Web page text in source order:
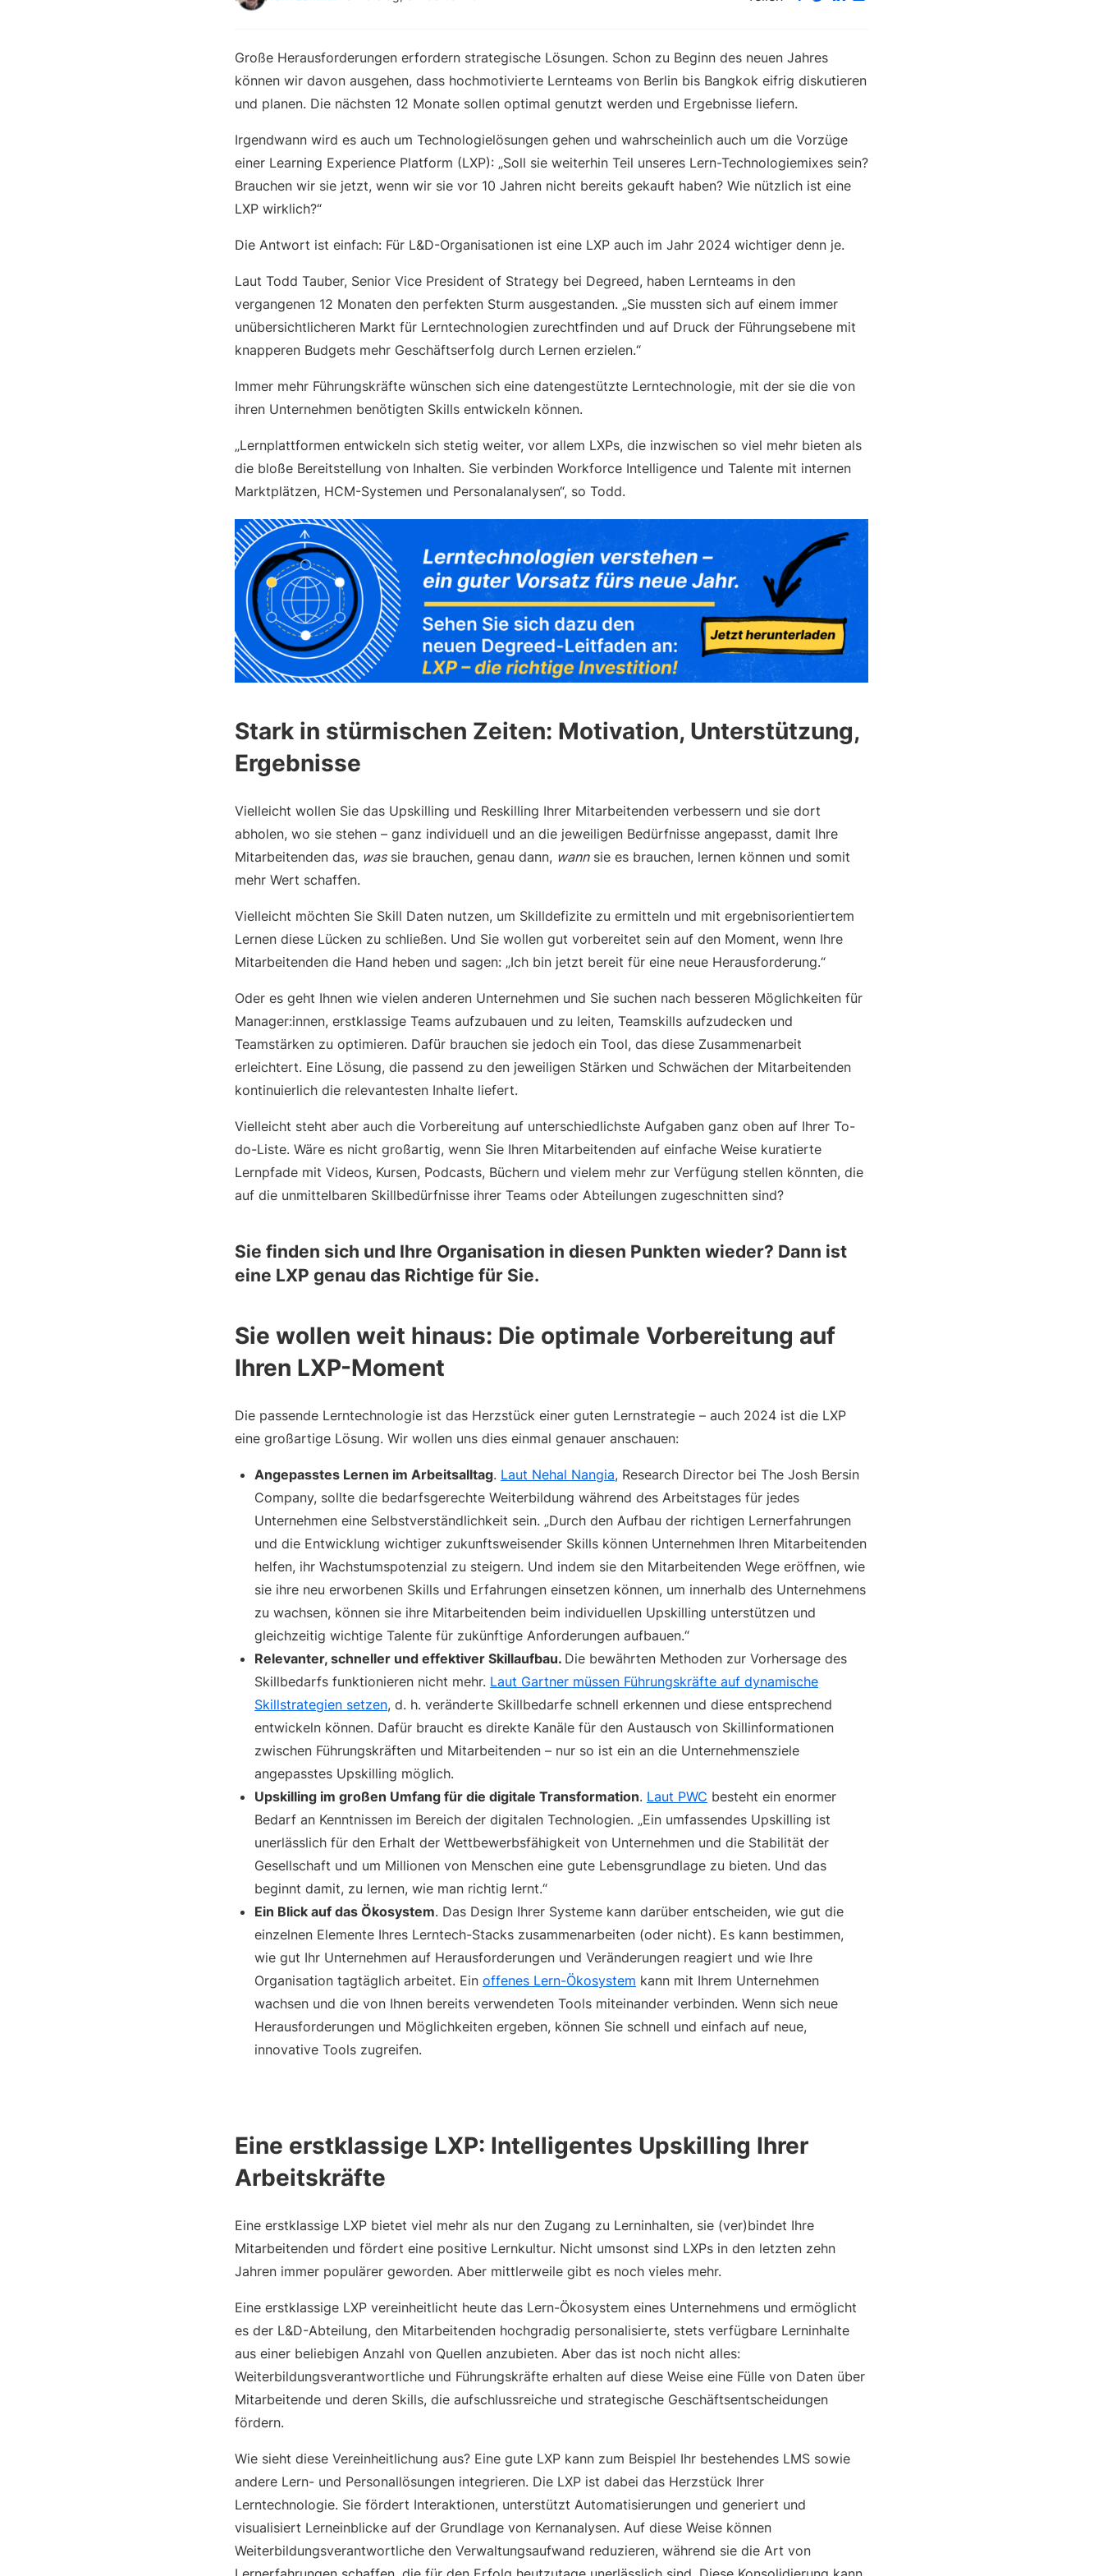
Große Herausforderungen erfordern strategische Lösungen. Schon zu Beginn des neuen Jahres
können wir davon ausgehen, dass hochmotivierte Lernteams von Berlin bis Bangkok eifrig diskutieren
und planen. Die nächsten 12 Monate sollen optimal genutzt werden und Ergebnisse liefern.
Irgendwann wird es auch um Technologielösungen gehen und wahrscheinlich auch um die Vorzüge
einer Learning Experience Platform (LXP): „Soll sie weiterhin Teil unseres Lern-Technologiemixes sein?
Brauchen wir sie jetzt, wenn wir sie vor 10 Jahren nicht bereits gekauft haben? Wie nützlich ist eine
LXP wirklich?“
Die Antwort ist einfach: Für L&D-Organisationen ist eine LXP auch im Jahr 2024 wichtiger denn je.
Laut Todd Tauber, Senior Vice President of Strategy bei Degreed, haben Lernteams in den
vergangenen 12 Monaten den perfekten Sturm ausgestanden. „Sie mussten sich auf einem immer
unübersichtlicheren Markt für Lerntechnologien zurechtfinden und auf Druck der Führungsebene mit
knapperen Budgets mehr Geschäftserfolg durch Lernen erzielen.“
Immer mehr Führungskräfte wünschen sich eine datengestützte Lerntechnologie, mit der sie die von
ihren Unternehmen benötigten Skills entwickeln können.
„Lernplattformen entwickeln sich stetig weiter, vor allem LXPs, die inzwischen so viel mehr bieten als
die bloße Bereitstellung von Inhalten. Sie verbinden Workforce Intelligence und Talente mit internen
Marktplätzen, HCM-Systemen und Personalanalysen“, so Todd.
Stark in stürmischen Zeiten: Motivation, Unterstützung,
Ergebnisse
Vielleicht wollen Sie das Upskilling und Reskilling Ihrer Mitarbeitenden verbessern und sie dort
abholen, wo sie stehen – ganz individuell und an die jeweiligen Bedürfnisse angepasst, damit Ihre
Mitarbeitenden das, wassie brauchen, genau dann, wannsie es brauchen, lernen können und somit
mehr Wert schaffen.
Vielleicht möchten Sie Skill Daten nutzen, um Skilldefizite zu ermitteln und mit ergebnisorientiertem
Lernen diese Lücken zu schließen. Und Sie wollen gut vorbereitet sein auf den Moment, wenn Ihre
Mitarbeitenden die Hand heben und sagen: „Ich bin jetzt bereit für eine neue Herausforderung.“
Oder es geht Ihnen wie vielen anderen Unternehmen und Sie suchen nach besseren Möglichkeiten für
Manager:innen, erstklassige Teams aufzubauen und zu leiten, Teamskills aufzudecken und
Teamstärken zu optimieren. Dafür brauchen sie jedoch ein Tool, das diese Zusammenarbeit
erleichtert. Eine Lösung, die passend zu den jeweiligen Stärken und Schwächen der Mitarbeitenden
kontinuierlich die relevantesten Inhalte liefert.
Vielleicht steht aber auch die Vorbereitung auf unterschiedlichste Aufgaben ganz oben auf Ihrer To-
do-Liste. Wäre es nicht großartig, wenn Sie Ihren Mitarbeitenden auf einfache Weise kuratierte
Lernpfade mit Videos, Kursen, Podcasts, Büchern und vielem mehr zur Verfügung stellen könnten, die
auf die unmittelbaren Skillbedürfnisse ihrer Teams oder Abteilungen zugeschnitten sind?
Sie finden sich und Ihre Organisation in diesen Punkten wieder? Dann ist
eine LXP genau das Richtige für Sie.
Sie wollen weit hinaus: Die optimale Vorbereitung auf
Ihren LXP-Moment
Die passende Lerntechnologie ist das Herzstück einer guten Lernstrategie – auch 2024 ist die LXP
eine großartige Lösung. Wir wollen uns dies einmal genauer anschauen:
Angepasstes Lernen im Arbeitsalltag. Laut Nehal Nangia, Research Director bei The Josh Bersin
Company, sollte die bedarfsgerechte Weiterbildung während des Arbeitstages für jedes
Unternehmen eine Selbstverständlichkeit sein. „Durch den Aufbau der richtigen Lernerfahrungen
und die Entwicklung wichtiger zukunftsweisender Skills können Unternehmen Ihren Mitarbeitenden
helfen, ihr Wachstumspotenzial zu steigern. Und indem sie den Mitarbeitenden Wege eröffnen, wie
sie ihre neu erworbenen Skills und Erfahrungen einsetzen können, um innerhalb des Unternehmens
zu wachsen, können sie ihre Mitarbeitenden beim individuellen Upskilling unterstützen und
gleichzeitig wichtige Talente für zukünftige Anforderungen aufbauen.“
Relevanter, schneller und effektiver Skillaufbau. Die bewährten Methoden zur Vorhersage des
Skillbedarfs funktionieren nicht mehr. Laut Gartner müssen Führungskräfte auf dynamische
Skillstrategien setzen, d. h. veränderte Skillbedarfe schnell erkennen und diese entsprechend
entwickeln können. Dafür braucht es direkte Kanäle für den Austausch von Skillinformationen
zwischen Führungskräften und Mitarbeitenden – nur so ist ein an die Unternehmensziele
angepasstes Upskilling möglich.
Upskilling im großen Umfang für die digitale Transformation. Laut PWC besteht ein enormer
Bedarf an Kenntnissen im Bereich der digitalen Technologien. „Ein umfassendes Upskilling ist
unerlässlich für den Erhalt der Wettbewerbsfähigkeit von Unternehmen und die Stabilität der
Gesellschaft und um Millionen von Menschen eine gute Lebensgrundlage zu bieten. Und das
beginnt damit, zu lernen, wie man richtig lernt.“
Ein Blick auf das Ökosystem. Das Design Ihrer Systeme kann darüber entscheiden, wie gut die
einzelnen Elemente Ihres Lerntech-Stacks zusammenarbeiten (oder nicht). Es kann bestimmen,
wie gut Ihr Unternehmen auf Herausforderungen und Veränderungen reagiert und wie Ihre
Organisation tagtäglich arbeitet. Ein offenes Lern-Ökosystem kann mit Ihrem Unternehmen
wachsen und die von Ihnen bereits verwendeten Tools miteinander verbinden. Wenn sich neue
Herausforderungen und Möglichkeiten ergeben, können Sie schnell und einfach auf neue,
innovative Tools zugreifen.
Eine erstklassige LXP: Intelligentes Upskilling Ihrer
Arbeitskräfte
Eine erstklassige LXP bietet viel mehr als nur den Zugang zu Lerninhalten, sie (ver)bindet Ihre
Mitarbeitenden und fördert eine positive Lernkultur. Nicht umsonst sind LXPs in den letzten zehn
Jahren immer populärer geworden. Aber mittlerweile gibt es noch vieles mehr.
Eine erstklassige LXP vereinheitlicht heute das Lern-Ökosystem eines Unternehmens und ermöglicht
es der L&D-Abteilung, den Mitarbeitenden hochgradig personalisierte, stets verfügbare Lerninhalte
aus einer beliebigen Anzahl von Quellen anzubieten. Aber das ist noch nicht alles:
Weiterbildungsverantwortliche und Führungskräfte erhalten auf diese Weise eine Fülle von Daten über
Mitarbeitende und deren Skills, die aufschlussreiche und strategische Geschäftsentscheidungen
fördern.
Wie sieht diese Vereinheitlichung aus? Eine gute LXP kann zum Beispiel Ihr bestehendes LMS sowie
andere Lern- und Personallösungen integrieren. Die LXP ist dabei das Herzstück Ihrer
Lerntechnologie. Sie fördert Interaktionen, unterstützt Automatisierungen und generiert und
visualisiert Lerneinblicke auf der Grundlage von Kernanalysen. Auf diese Weise können
Weiterbildungsverantwortliche den Verwaltungsaufwand reduzieren, während sie die Art von